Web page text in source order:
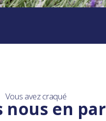
Vous avez craqué
nous en